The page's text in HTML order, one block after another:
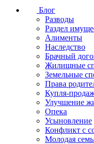
Блог
Разводы
Раздел
Алименты
Наследство
Брачный
Жилищные
Земельные
Права
Купля-
Улучшение
Опека
Усыновление
Конфликт с
Молодая